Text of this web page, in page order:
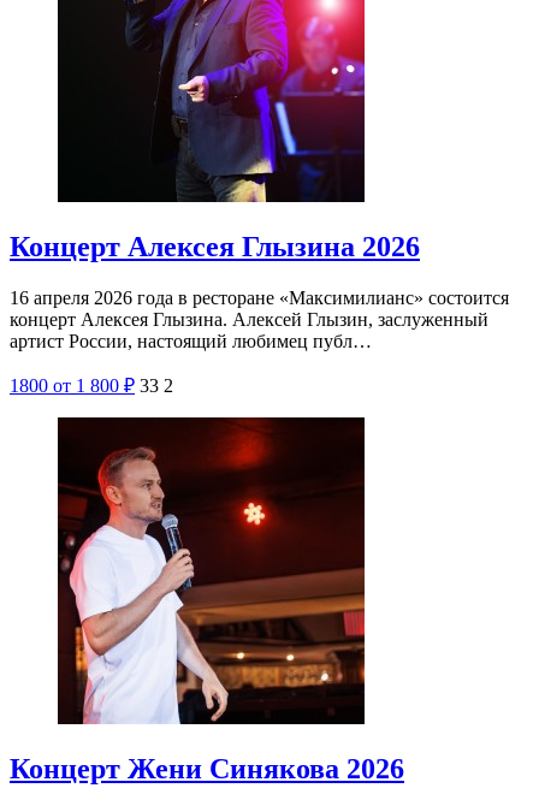
Концерт Алексея Глызина 2026
16 апреля 2026 года в ресторане «Максимилианс» состоится
концерт Алексея Глызина. Алексей Глызин, заслуженный
артист России, настоящий любимец публ…
1800 от 1 800 ₽ 33 2
Концерт Жени Синякова 2026